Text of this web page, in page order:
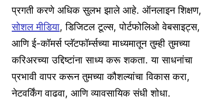
प्रगती करणे अधिक सुलभ झाले आहे. ऑनलाइन शिक्षण,
सोशल मीडिया, डिजिटल टूल्स, पोर्टफोलिओ वेबसाइट्स,
आणि ई-कॉमर्स प्लॅटफॉर्म्सच्या माध्यमातून तुम्ही तुमच्या
करिअरच्या उद्दिष्टांना साध्य करू शकता. या साधनांचा
प्रभावी वापर करून तुमच्या कौशल्यांचा विकास करा,
नेटवर्किंग वाढवा, आणि व्यावसायिक संधी शोधा.